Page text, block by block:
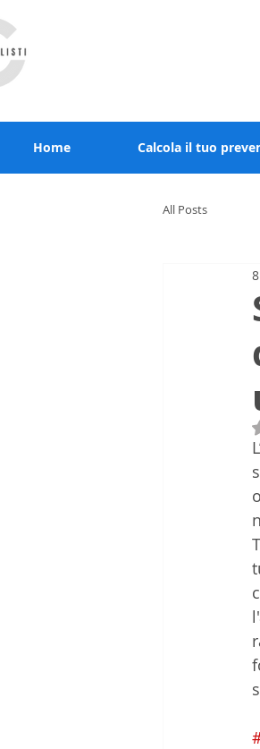
Home Calcola il tuo
All Posts